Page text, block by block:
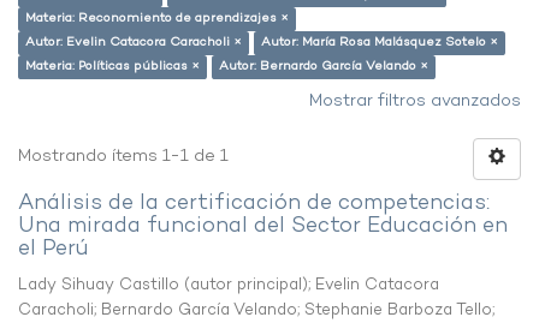
Materia: Reconomiento de aprendizajes ×
Autor: Evelin Catacora Caracholi ×
Autor: María Rosa Malásquez Sotelo ×
Materia: Políticas públicas ×
Autor: Bernardo García Velando ×
Mostrar filtros avanzados
Mostrando ítems 1-1 de 1
Análisis de la certificación de competencias:
Una mirada funcional del Sector Educación en
el Perú
Lady Sihuay Castillo (autor principal); Evelin Catacora
Caracholi; Bernardo García Velando; Stephanie Barboza Tello;